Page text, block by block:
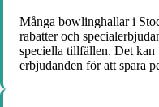
Många bowlinghallar i
rabatter och
speciella tillfällen. Det kan
erbjudanden för att spara